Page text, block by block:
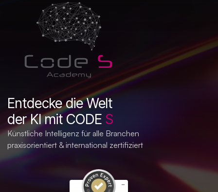
Entdecke die Welt
der KI mit CODE S
Künstliche Intelligenz für alle Branchen
praxisorientiert & international zertifiziert